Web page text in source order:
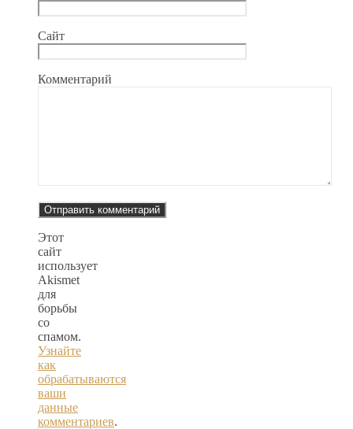
Сайт
Комментарий
Этот
сайт
использует
Akismet
для
борьбы
со
спамом.
Узнайте
как
обрабатываются
ваши
данные
комментариев.